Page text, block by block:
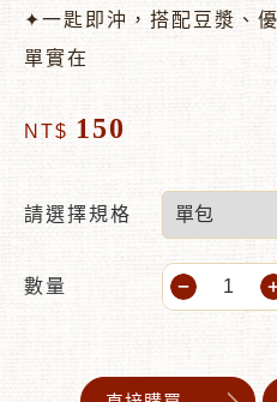
✦一匙即沖，搭配豆漿、
單實在
NT$ 150
請選擇規格
數量